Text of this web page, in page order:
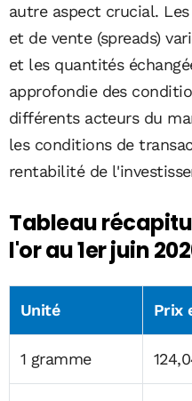
autre aspect crucial.
et de vente (spreads)
et les quantités
approfondie des
différents acteurs du
les conditions de
rentabilité de
Tableau
l'or au 1er juin
Unité Prix
1 gramme